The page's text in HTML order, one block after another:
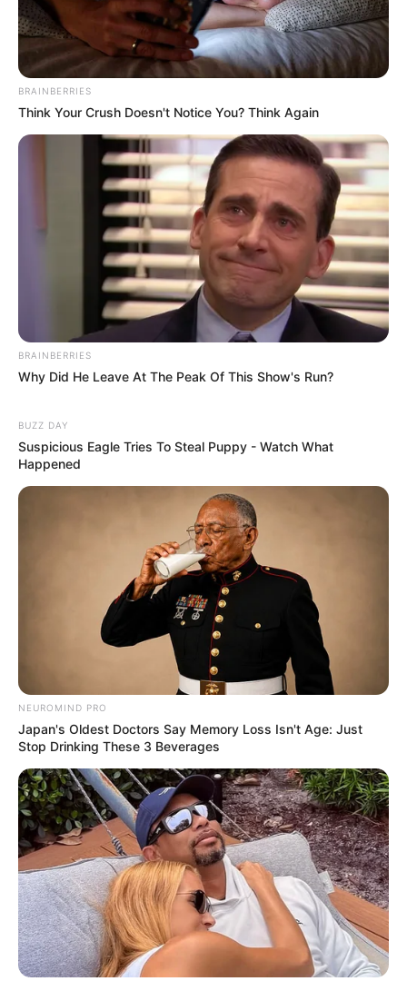
BRAINBERRIES
Think Your Crush Doesn't Notice You? Think Again
BRAINBERRIES
Why Did He Leave At The Peak Of This Show's Run?
BUZZ DAY
Suspicious Eagle Tries To Steal Puppy - Watch What
Happened
NEUROMIND PRO
Japan's Oldest Doctors Say Memory Loss Isn't Age: Just
Stop Drinking These 3 Beverages